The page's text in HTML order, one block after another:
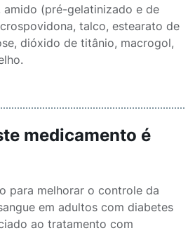
amido (pré-gelatinizado e de
talco, estearato de
dióxido de titânio, macrogol,
medicamento é
para melhorar o controle da
em adultos com diabetes
ao tratamento com